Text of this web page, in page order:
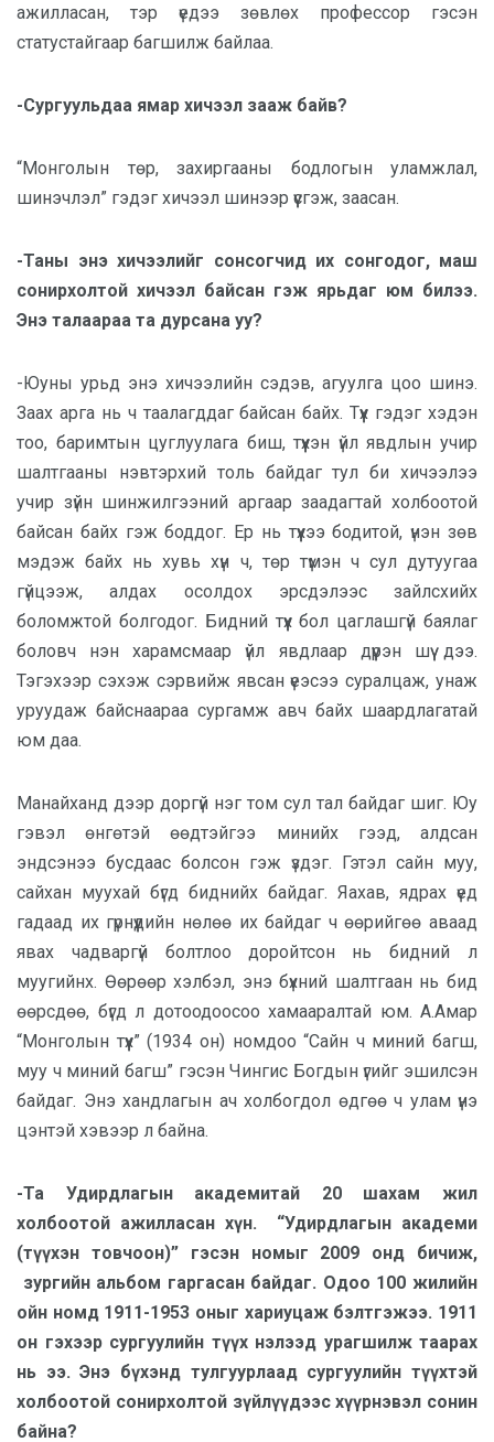
ажилласан, тэр үедээ зөвлөх профессор гэсэн
статустайгаар багшилж байлаа.
-Сургуульдаа ямар хичээл зааж байв?
“Монголын төр, захиргааны бодлогын уламжлал,
шинэчлэл” гэдэг хичээл шинээр үүсгэж, заасан.
-Таны энэ хичээлийг сонсогчид их сонгодог, маш
сонирхолтой хичээл байсан гэж ярьдаг юм билээ.
Энэ талаараа та дурсана уу?
-Юуны урьд энэ хичээлийн сэдэв, агуулга цоо шинэ.
Заах арга нь ч таалагддаг байсан байх. Түүх гэдэг хэдэн
тоо, баримтын цуглуулага биш, түүхэн үйл явдлын учир
шалтгааны нэвтэрхий толь байдаг тул би хичээлээ
учир зүйн шинжилгээний аргаар заадагтай холбоотой
байсан байх гэж боддог. Ер нь түүхээ бодитой, үнэн зөв
мэдэж байх нь хувь хүн ч, төр түмэн ч сул дутуугаа
гүйцээж, алдах осолдох эрсдэлээс зайлсхийх
боломжтой болгодог. Бидний түүх бол цаглашгүй баялаг
боловч нэн харамсмаар үйл явдлаар дүүрэн шүү дээ.
Тэгэхээр сэхэж сэрвийж явсан үеэсээ суралцаж, унаж
уруудаж байснаараа сургамж авч байх шаардлагатай
юм даа.
Манайханд дээр доргүй нэг том сул тал байдаг шиг. Юу
гэвэл өнгөтэй өөдтэйгээ минийх гээд, алдсан
эндсэнээ бусдаас болсон гэж үздэг. Гэтэл сайн муу,
сайхан муухай бүгд биднийх байдаг. Яахав, ядрах үед
гадаад их гүрнүүдийн нөлөө их байдаг ч өөрийгөө аваад
явах чадваргүй болтлоо доройтсон нь бидний л
муугийнх. Өөрөөр хэлбэл, энэ бүхний шалтгаан нь бид
өөрсдөө, бүгд л дотоодоосоо хамааралтай юм. А.Амар
“Монголын түүх” (1934 он) номдоо “Сайн ч миний багш,
муу ч миний багш” гэсэн Чингис Богдын үгийг эшилсэн
байдаг. Энэ хандлагын ач холбогдол өдгөө ч улам үнэ
цэнтэй хэвээр л байна.
-Та Удирдлагын академитай 20 шахам жил
холбоотой ажилласан хүн.
“Удирдлагын академи
(түүхэн товчоон)” гэсэн номыг 2009 онд бичиж,
зургийн альбом гаргасан байдаг. Одоо 100 жилийн
ойн номд 1911-1953 оныг хариуцаж бэлтгэжээ. 1911
он гэхээр сургуулийн түүх нэлээд урагшилж таарах
нь ээ. Энэ бүхэнд тулгуурлаад сургуулийн түүхтэй
холбоотой сонирхолтой зүйлүүдээс хүүрнэвэл сонин
байна?